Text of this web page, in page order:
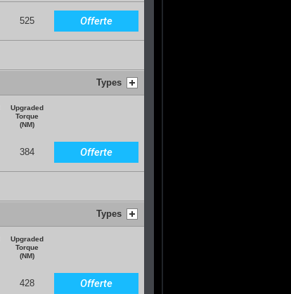
525 Offerte
Types
Upgraded
Torque
(NM)
384 Offerte
Types
Upgraded
Torque
(NM)
428 Offerte